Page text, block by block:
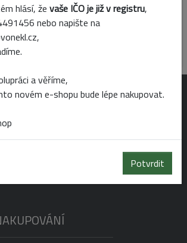
OTEVÍRACÍ DOBA
Pá 6:00 - 19:00
hlásí, že vaše IČO je již v registru,
nebo napište na
a věříme,
novém e-shopu bude lépe nakupovat.
Potvrdit